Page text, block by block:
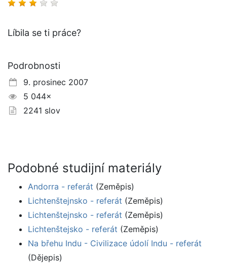
Líbila se ti práce?
Podrobnosti
9. prosinec 2007
5 044×
2241 slov
Podobné studijní materiály
Andorra - referát (Zeměpis)
Lichtenštejnsko - referát (Zeměpis)
Lichtenštejnsko - referát (Zeměpis)
Lichtenštejsko - referát (Zeměpis)
Na břehu Indu - Civilizace údolí Indu - referát
(Dějepis)